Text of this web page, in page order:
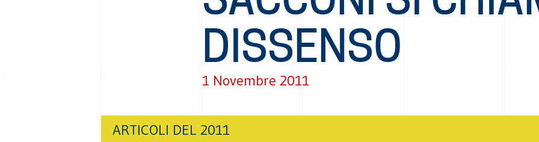
DISSENSO
1 Novembre 2011
ARTICOLI DEL 2011